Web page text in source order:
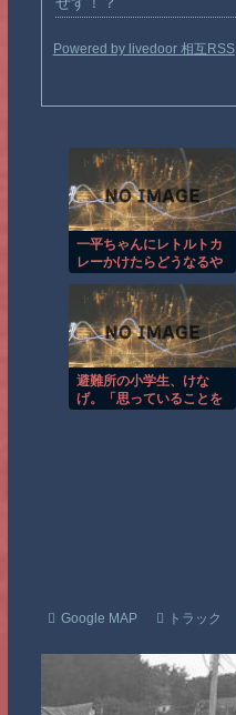
Powered by livedoor 相互RSS
一平ちゃんにレトルトカ
レーかけたらどうなるや
避難所の小学生、けな
げ。「思っていることを
Google MAP トラック